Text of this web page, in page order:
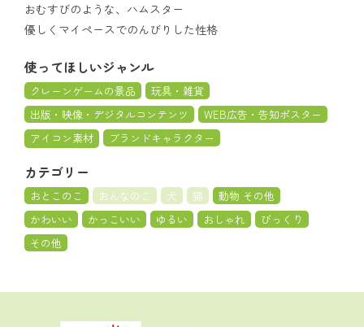
おむすびのような、ハムスター
優しくマイペースでのんびりした性格
使ってほしいジャンル
クレーンゲームの景品
玩具・雑貨
出版・映像・デジタルコンテンツ
WEB広告・告知ポスター
アイコン素材
ブランドキャラクター
カテゴリー
おとこのこ おんなのこ 犬 猫
動物 その他
かわいい
かっこいい ゆるい おしゃれ
びっくり
その他